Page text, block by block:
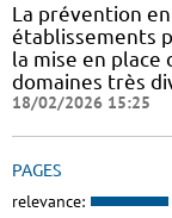
La prévention
établissements
la mise en place
domaines très
18/02/2026 15:25
PAGES
relevance: